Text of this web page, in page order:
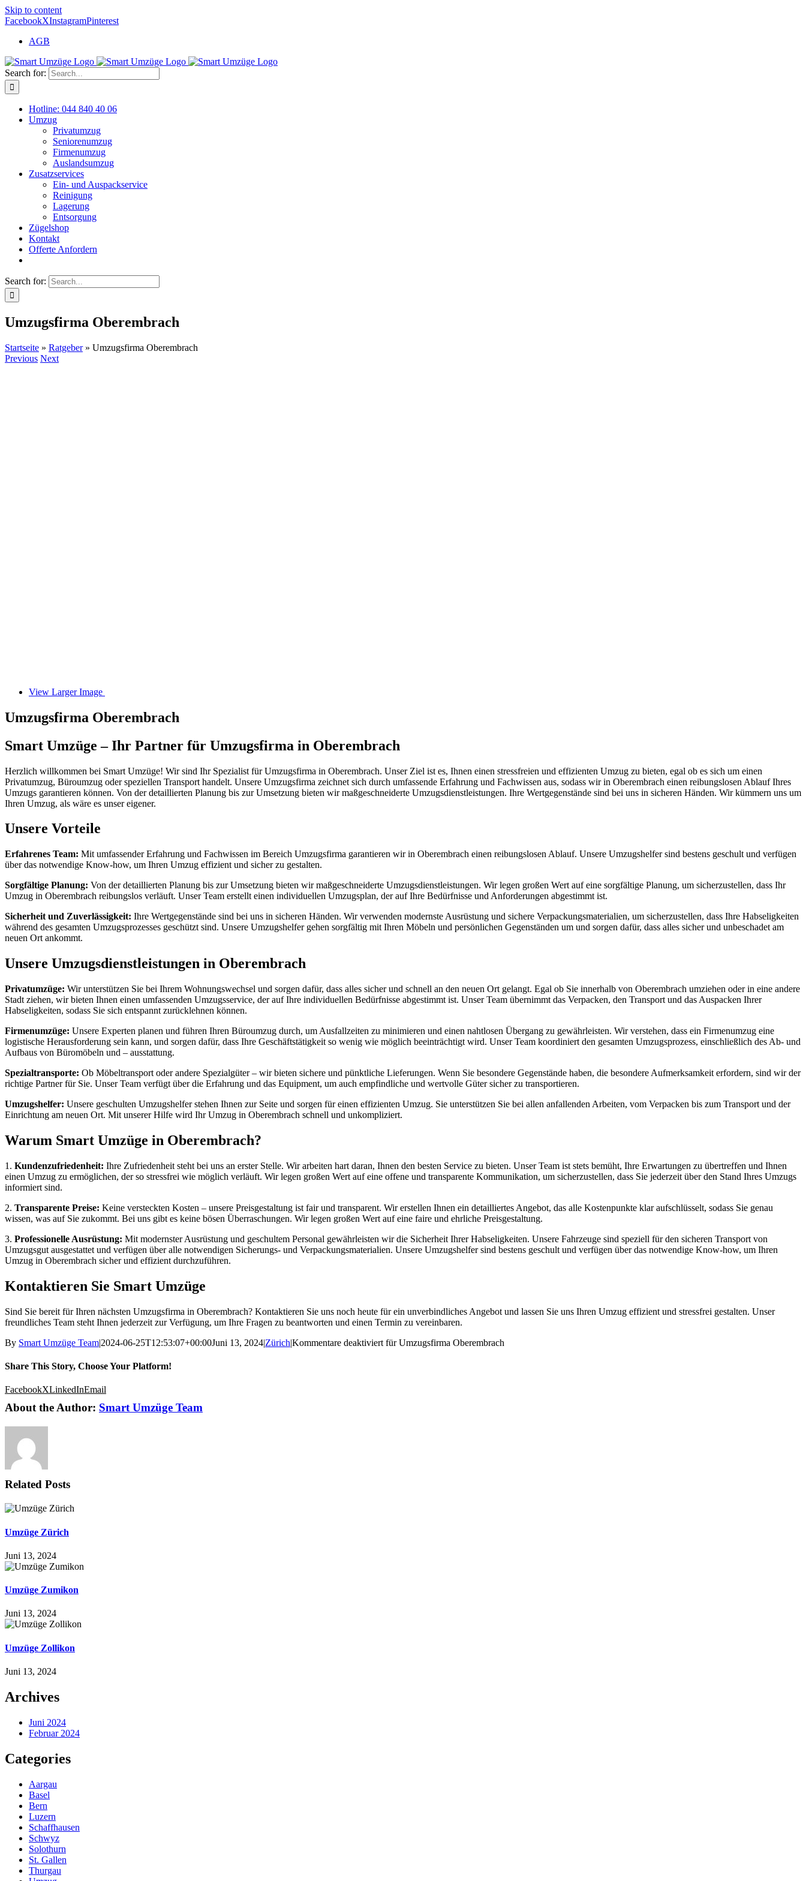
Skip to content
FacebookXInstagramPinterest
AGB
Search for:
Hotline: 044 840 40 06
Umzug
Privatumzug
Seniorenumzug
Firmenumzug
Auslandsumzug
Zusatzservices
Ein- und Auspackservice
Reinigung
Lagerung
Entsorgung
Zügelshop
Kontakt
Offerte Anfordern
Search for:
Umzugsfirma Oberembrach
Startseite » Ratgeber» Umzugsfirma Oberembrach
Previous Next
View Larger Image
Umzugsfirma Oberembrach
Smart Umzüge – Ihr Partner für Umzugsfirma in Oberembrach
Herzlich willkommen bei Smart Umzüge! Wir sind Ihr Spezialist für Umzugsfirma in Oberembrach. Unser Ziel ist es, Ihnen einen stressfreien und effizienten Umzug zu bieten, egal ob es sich um einen
Privatumzug, Büroumzug oder speziellen Transport handelt. Unsere Umzugsfirma zeichnet sich durch umfassende Erfahrung und Fachwissen aus, sodass wir in Oberembrach einen reibungslosen Ablauf Ihres
Umzugs garantieren können. Von der detaillierten Planung bis zur Umsetzung bieten wir maßgeschneiderte Umzugsdienstleistungen. Ihre Wertgegenstände sind bei uns in sicheren Händen. Wir kümmern uns um
Ihren Umzug, als wäre es unser eigener.
Unsere Vorteile
Erfahrenes Team: Mit umfassender Erfahrung und Fachwissen im Bereich Umzugsfirma garantieren wir in Oberembrach einen reibungslosen Ablauf. Unsere Umzugshelfer sind bestens geschult und verfügen
über das notwendige Know-how, um Ihren Umzug effizient und sicher zu gestalten.
Sorgfältige Planung: Von der detaillierten Planung bis zur Umsetzung bieten wir maßgeschneiderte Umzugsdienstleistungen. Wir legen großen Wert auf eine sorgfältige Planung, um sicherzustellen, dass Ihr
Umzug in Oberembrach reibungslos verläuft. Unser Team erstellt einen individuellen Umzugsplan, der auf Ihre Bedürfnisse und Anforderungen abgestimmt ist.
Sicherheit und Zuverlässigkeit: Ihre Wertgegenstände sind bei uns in sicheren Händen. Wir verwenden modernste Ausrüstung und sichere Verpackungsmaterialien, um sicherzustellen, dass Ihre Habseligkeiten
während des gesamten Umzugsprozesses geschützt sind. Unsere Umzugshelfer gehen sorgfältig mit Ihren Möbeln und persönlichen Gegenständen um und sorgen dafür, dass alles sicher und unbeschadet am
neuen Ort ankommt.
Unsere Umzugsdienstleistungen in Oberembrach
Privatumzüge: Wir unterstützen Sie bei Ihrem Wohnungswechsel und sorgen dafür, dass alles sicher und schnell an den neuen Ort gelangt. Egal ob Sie innerhalb von Oberembrach umziehen oder in eine andere
Stadt ziehen, wir bieten Ihnen einen umfassenden Umzugsservice, der auf Ihre individuellen Bedürfnisse abgestimmt ist. Unser Team übernimmt das Verpacken, den Transport und das Auspacken Ihrer
Habseligkeiten, sodass Sie sich entspannt zurücklehnen können.
Firmenumzüge: Unsere Experten planen und führen Ihren Büroumzug durch, um Ausfallzeiten zu minimieren und einen nahtlosen Übergang zu gewährleisten. Wir verstehen, dass ein Firmenumzug eine
logistische Herausforderung sein kann, und sorgen dafür, dass Ihre Geschäftstätigkeit so wenig wie möglich beeinträchtigt wird. Unser Team koordiniert den gesamten Umzugsprozess, einschließlich des Ab- und
Aufbaus von Büromöbeln und – ausstattung.
Spezialtransporte: Ob Möbeltransport oder andere Spezialgüter – wir bieten sichere und pünktliche Lieferungen. Wenn Sie besondere Gegenstände haben, die besondere Aufmerksamkeit erfordern, sind wir der
richtige Partner für Sie. Unser Team verfügt über die Erfahrung und das Equipment, um auch empfindliche und wertvolle Güter sicher zu transportieren.
Umzugshelfer: Unsere geschulten Umzugshelfer stehen Ihnen zur Seite und sorgen für einen effizienten Umzug. Sie unterstützen Sie bei allen anfallenden Arbeiten, vom Verpacken bis zum Transport und der
Einrichtung am neuen Ort. Mit unserer Hilfe wird Ihr Umzug in Oberembrach schnell und unkompliziert.
Warum Smart Umzüge in Oberembrach?
1. Kundenzufriedenheit: Ihre Zufriedenheit steht bei uns an erster Stelle. Wir arbeiten hart daran, Ihnen den besten Service zu bieten. Unser Team ist stets bemüht, Ihre Erwartungen zu übertreffen und Ihnen
einen Umzug zu ermöglichen, der so stressfrei wie möglich verläuft. Wir legen großen Wert auf eine offene und transparente Kommunikation, um sicherzustellen, dass Sie jederzeit über den Stand Ihres Umzugs
informiert sind.
2. Transparente Preise: Keine versteckten Kosten – unsere Preisgestaltung ist fair und transparent. Wir erstellen Ihnen ein detailliertes Angebot, das alle Kostenpunkte klar aufschlüsselt, sodass Sie genau
wissen, was auf Sie zukommt. Bei uns gibt es keine bösen Überraschungen. Wir legen großen Wert auf eine faire und ehrliche Preisgestaltung.
3. Professionelle Ausrüstung: Mit modernster Ausrüstung und geschultem Personal gewährleisten wir die Sicherheit Ihrer Habseligkeiten. Unsere Fahrzeuge sind speziell für den sicheren Transport von
Umzugsgut ausgestattet und verfügen über alle notwendigen Sicherungs- und Verpackungsmaterialien. Unsere Umzugshelfer sind bestens geschult und verfügen über das notwendige Know-how, um Ihren
Umzug in Oberembrach sicher und effizient durchzuführen.
Kontaktieren Sie Smart Umzüge
Sind Sie bereit für Ihren nächsten Umzugsfirma in Oberembrach? Kontaktieren Sie uns noch heute für ein unverbindliches Angebot und lassen Sie uns Ihren Umzug effizient und stressfrei gestalten. Unser
freundliches Team steht Ihnen jederzeit zur Verfügung, um Ihre Fragen zu beantworten und einen Termin zu vereinbaren.
By Smart Umzüge Team|2024-06-25T12:53:07+00:00Juni 13, 2024|Zürich|Kommentare deaktiviert für Umzugsfirma Oberembrach
Share This Story, Choose Your Platform!
FacebookXLinkedInEmail
About the Author: Smart Umzüge Team
Related Posts
Umzüge Zürich
Juni 13, 2024
Umzüge Zumikon
Juni 13, 2024
Umzüge Zollikon
Juni 13, 2024
Archives
Juni 2024
Februar 2024
Categories
Aargau
Basel
Bern
Luzern
Schaffhausen
Schwyz
Solothurn
St. Gallen
Thurgau